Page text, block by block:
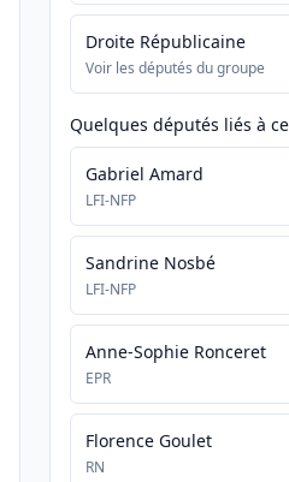
Droite Républicaine
Voir les députés du groupe
Quelques députés liés à
Gabriel Amard
LFI-NFP
Sandrine Nosbé
LFI-NFP
Anne-Sophie Ronceret
EPR
Florence Goulet
RN